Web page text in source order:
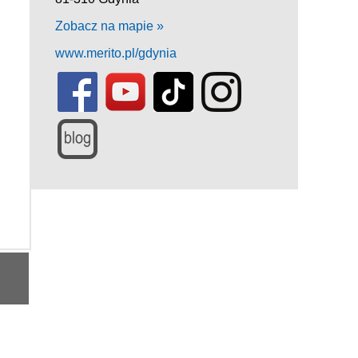
Zobacz na mapie »
www.merito.pl/gdynia